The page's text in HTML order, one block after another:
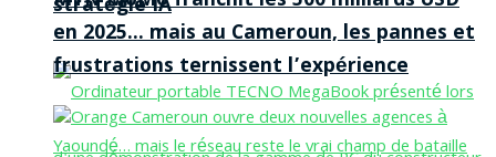
en 2025… mais au Cameroun, les pannes et
frustrations ternissent l’expérience